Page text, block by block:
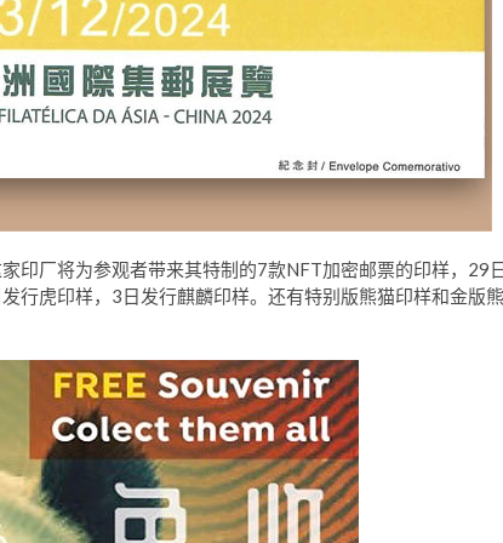
印厂将为参观者带来其特制的7款NFT加密邮票的印样，29
行虎印样，3日发行麒麟印样。还有特别版熊猫印样和金版熊